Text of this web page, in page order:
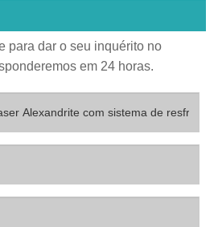
para dar o seu inquérito no
em 24 horas.